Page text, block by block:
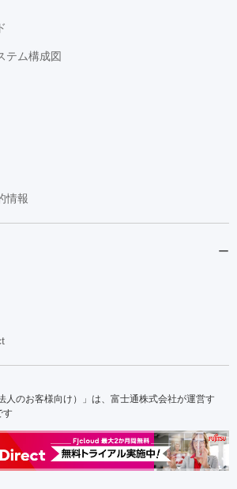
テム構成図
情報
人のお客様向け）」は、富士通株式会社が運営す
す